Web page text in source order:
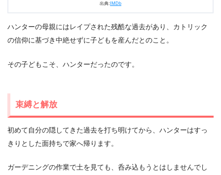
出典: IMDb
ハンターの母親にはレイプされた残酷な過去があり、カトリック
の信仰に基づき中絶せずに子どもを産んだとのこと。
その子どもこそ、ハンターだったのです。
束縛と解放
初めて自分の隠してきた過去を打ち明けてから、ハンターはすっ
きりとした面持ちで家へ帰ります。
ガーデニングの作業で土を見ても、呑み込もうとはしませんでし